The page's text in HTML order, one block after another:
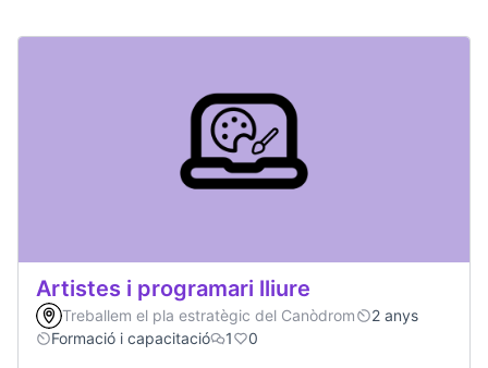
Artistes i programari lliure
Treballem el pla estratègic del Canòdrom
2 anys
Formació i capacitació
1 0